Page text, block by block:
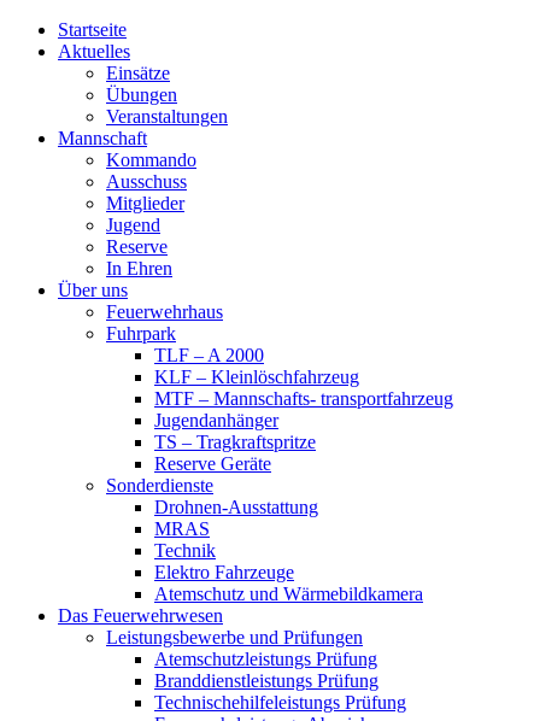
Startseite
Aktuelles
Einsätze
Übungen
Veranstaltungen
Mannschaft
Kommando
Ausschuss
Mitglieder
Jugend
Reserve
In Ehren
Über uns
Feuerwehrhaus
Fuhrpark
TLF – A 2000
KLF – Kleinlöschfahrzeug
MTF – Mannschafts- transportfahrzeug
Jugendanhänger
TS – Tragkraftspritze
Reserve Geräte
Sonderdienste
Drohnen-Ausstattung
MRAS
Technik
Elektro Fahrzeuge
Atemschutz und Wärmebildkamera
Das Feuerwehrwesen
Leistungsbewerbe und Prüfungen
Atemschutzleistungs Prüfung
Branddienstleistungs Prüfung
Technischehilfeleistungs Prüfung